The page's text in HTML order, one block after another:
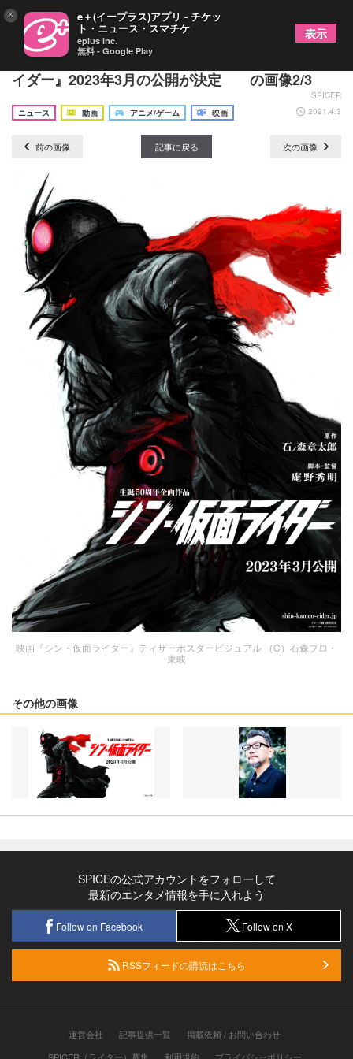
庵野秀明氏が監督・脚本 実写映画『シン・仮面ラ
イダー』2023年3月の公開が決定 の画像2/3
SPICER
ニュース
動画 アニメ/ゲーム 映画 2021.4.3
前の画像 記事に戻る 次の画像
映画『シン・仮面ライダー』ティザーポスタービジュアル （C）石森プロ・
東映
その他の画像
SPICEの公式アカウントをフォローして
最新のエンタメ情報を手に入れよう
Follow on Facebook Follow on X
RSSフィードの購読はこちら
運営会社 記事提供一覧
掲載依頼 / お問い合わせ
× e＋(イープラス)アプリ - チケッ
ト・ニュース・スマチケ
eplus inc.
無料 - Google Play
表示